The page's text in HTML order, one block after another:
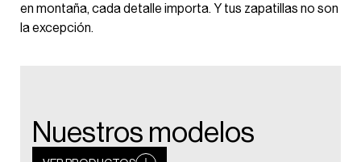
en montaña, cada detalle importa. Y tus zapatillas no son
la excepción.
Nuestros modelos